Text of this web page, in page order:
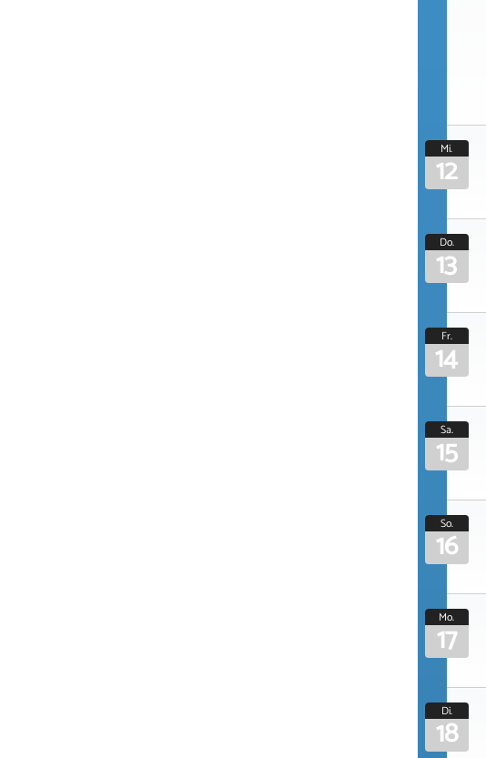
Mi.
12
Do.
13
Fr.
14
Sa.
15
So.
16
Mo.
17
Di.
18